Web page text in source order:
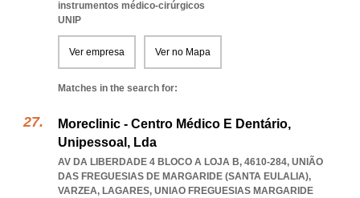
instrumentos médico-cirúrgicos
UNIP
Ver empresa Ver no Mapa
Matches in the search for:
Moreclinic - Centro Médico E Dentário,
Unipessoal, Lda
AV DA LIBERDADE 4 BLOCO A LOJA B, 4610-284, UNIÃO
DAS FREGUESIAS DE MARGARIDE (SANTA EULALIA),
VARZEA, LAGARES, UNIAO FREGUESIAS MARGARIDE